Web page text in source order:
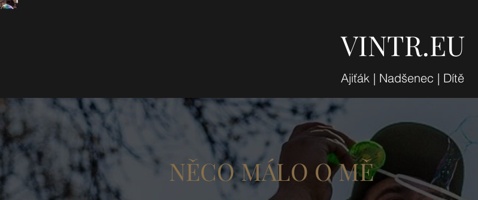
VINTR.EU
Ajiťák | Nadšenec | Dítě
NĚCO MÁLO O MĚ